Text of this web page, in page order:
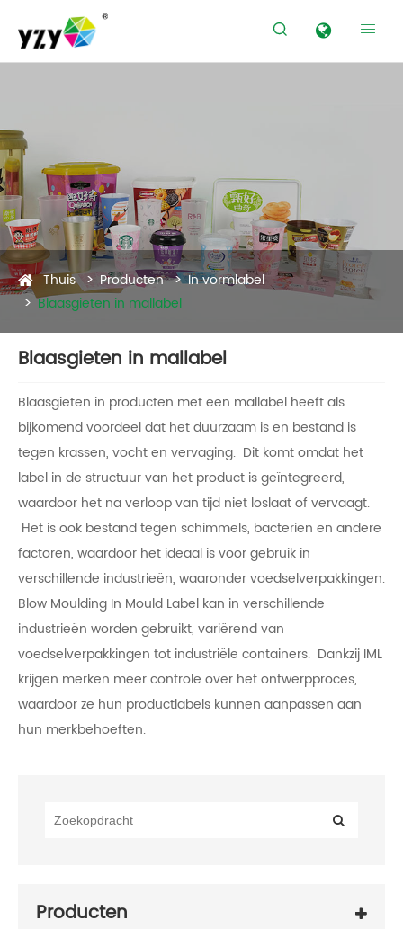
 
Producten
Thuis Producten
In vormlabel
Blaasgieten in mallabel
Blaasgieten in mallabel
Blaasgieten in producten met een mallabel heeft als
bijkomend voordeel dat het duurzaam is en bestand is
tegen krassen, vocht en vervaging. Dit komt omdat het
label in de structuur van het product is geïntegreerd,
waardoor het na verloop van tijd niet loslaat of vervaagt.
Het is ook bestand tegen schimmels, bacteriën en andere
factoren, waardoor het ideaal is voor gebruik in
verschillende industrieën, waaronder voedselverpakkingen.
Blow Moulding In Mould Label kan in verschillende
industrieën worden gebruikt, variërend van
voedselverpakkingen tot industriële containers. Dankzij IML
krijgen merken meer controle over het ontwerpproces,
waardoor ze hun productlabels kunnen aanpassen aan
hun merkbehoeften.
Producten